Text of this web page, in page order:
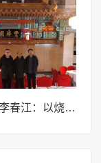
中医传人李春江：以烧伤良药践行医者使命的党员先锋